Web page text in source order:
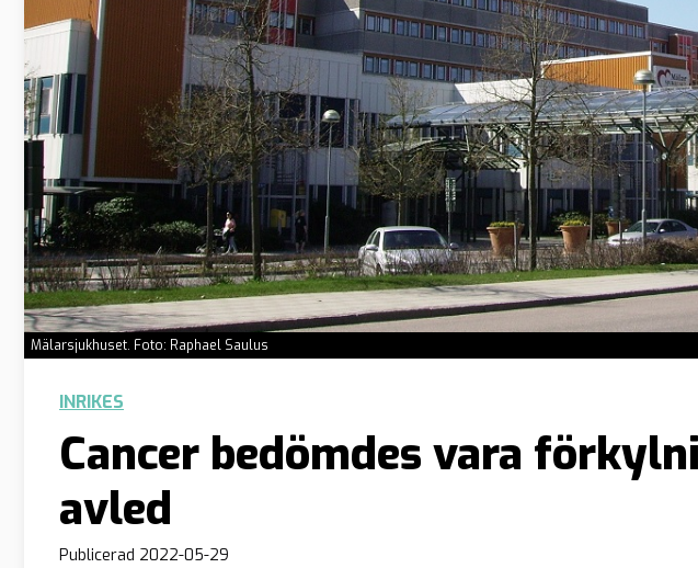
Mälarsjukhuset. Foto: Raphael Saulus
INRIKES
Cancer bedömdes vara
avled
Publicerad 2022-05-29